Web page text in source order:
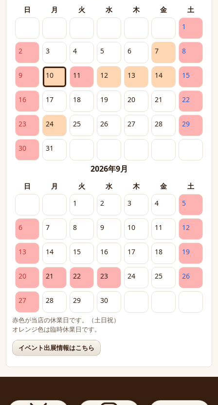
日 月 火 水 木 金
土
1
2 3 4 5 6 7 8
9 10 11 12 13 14 15
16 17 18 19 20 21 22
23 24 25 26 27 28 29
30 31
2026年9月
日 月 火 水 木 金
土
1
2 3 4 5
6 7 8 9 10 11 12
13 14 15 16 17 18 19
20 21 22 23 24 25 26
27 28 29 30
赤色が当店の休業日です。（土日祝）
オレンジ色は臨時休業日です。
イベント出展情報はこちら